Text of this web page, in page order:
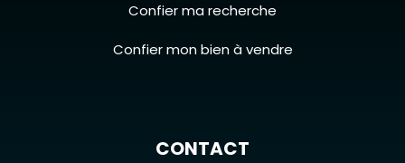
Confier ma recherche
Confier mon bien à vendre
CONTACT